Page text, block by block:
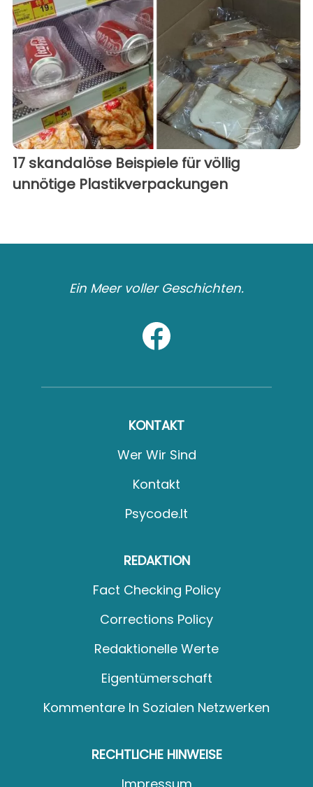
17 skandalöse Beispiele für völlig
unnötige Plastikverpackungen
Ein Meer voller Geschichten.
KONTAKT
Wer Wir Sind
Kontakt
Psycode.it
REDAKTION
Fact Checking Policy
Corrections Policy
Redaktionelle Werte
Eigentümerschaft
Kommentare In Sozialen Netzwerken
RECHTLICHE HINWEISE